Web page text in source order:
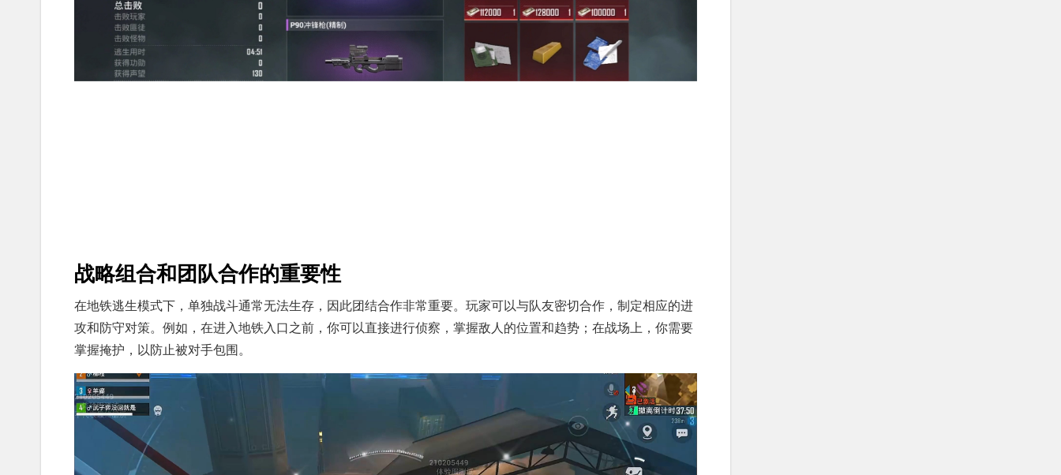
战略组合和团队合作的重要性
在地铁逃生模式下，单独战斗通常无法生存，因此团结合作非常重要。玩家可以与队友密切合作，制定相应的进
攻和防守对策。例如，在进入地铁入口之前，你可以直接进行侦察，掌握敌人的位置和趋势；在战场上，你需要
掌握掩护，以防止被对手包围。